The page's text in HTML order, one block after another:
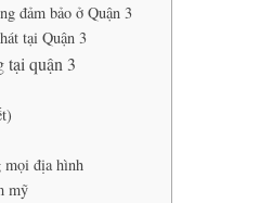
đảm bảo ở Quận 3
tại Quận 3
tại quận 3
mọi địa hình
mỹ